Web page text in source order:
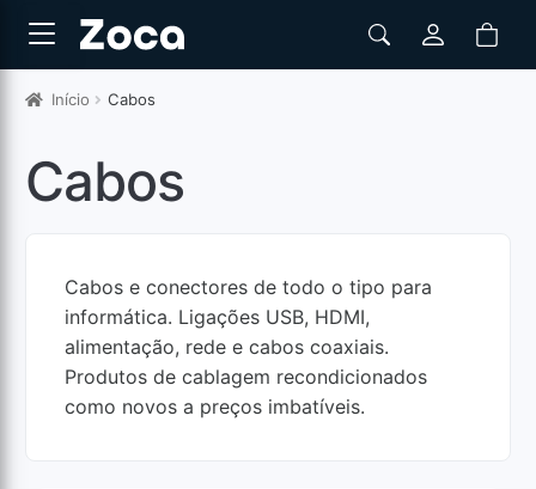
Início Cabos
Cabos
Cabos e conectores de todo o tipo para
informática. Ligações USB, HDMI,
alimentação, rede e cabos coaxiais.
Produtos de cablagem recondicionados
como novos a preços imbatíveis.